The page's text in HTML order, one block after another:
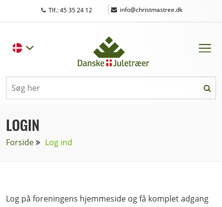
Tlf.: 45 35 24 12 | info@christmastree.dk
LOGIN
Forside Log ind
Log på foreningens hjemmeside og få komplet adgang